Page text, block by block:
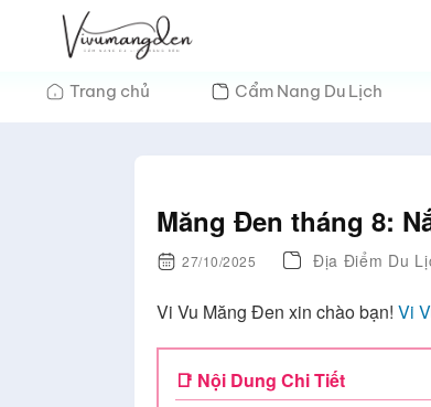
Trang chủ Cẩm Nang Du Lịch
Măng Đen tháng 8:
27/10/2025 Địa Điểm Du
Vi Vu Măng Đen xin chào bạn! Vi
📑 Nội Dung Chi Tiết